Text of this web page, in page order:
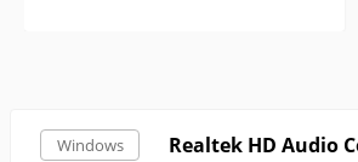
Windows Realtek HD Audio